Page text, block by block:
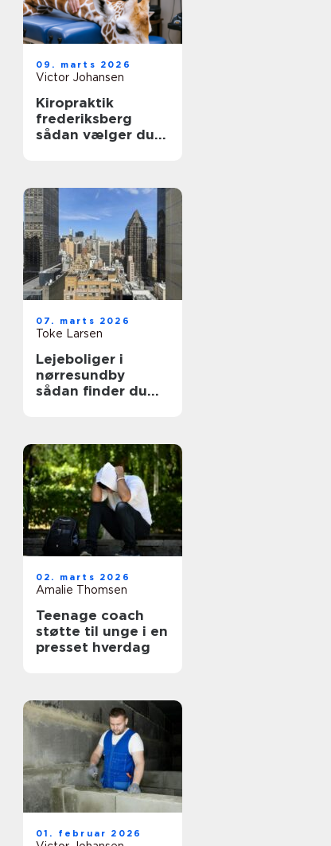
09. marts 2026
Victor Johansen
Kiropraktik
frederiksberg
sådan vælger du
07. marts 2026
Toke Larsen
Lejeboliger i
nørresundby
sådan finder du
02. marts 2026
Amalie Thomsen
Teenage coach
støtte til unge i en
presset hverdag
01. februar 2026